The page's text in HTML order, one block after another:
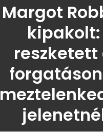
Margot
kipakolt:
reszketett